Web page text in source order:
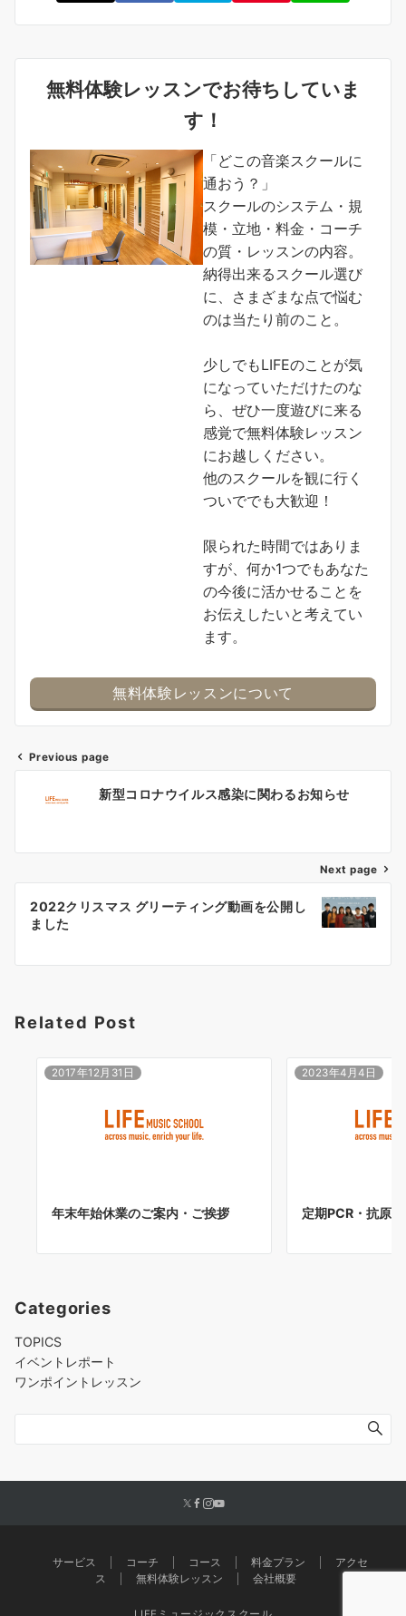
無料体験レッスンでお待ちしていま
す！
「どこの音楽スクールに
通おう？」
スクールのシステム・規
模・立地・料金・コーチ
の質・レッスンの内容。
納得出来るスクール選び
に、さまざまな点で悩む
のは当たり前のこと。
少しでもLIFEのことが気
になっていただけたのな
ら、ぜひ一度遊びに来る
感覚で無料体験レッスン
にお越しください。
他のスクールを観に行く
ついででも大歓迎！
限られた時間ではありま
すが、何か1つでもあなた
の今後に活かせることを
お伝えしたいと考えてい
ます。
無料体験レッスンについて
navigation
Previous page
新型コロナウイルス感染に関わるお知らせ
Next page
2022クリスマス グリーティング動画を公開し
ました
Related Post
2017年12月31日
年末年始休業のご案内・ご挨拶
2023年4月4日
定期PCR・抗原
Categories
TOPICS
イベントレポート
ワンポイントレッスン
サービス コーチ コース 料金プラン
アクセ
ス
無料体験レッスン 会社概要